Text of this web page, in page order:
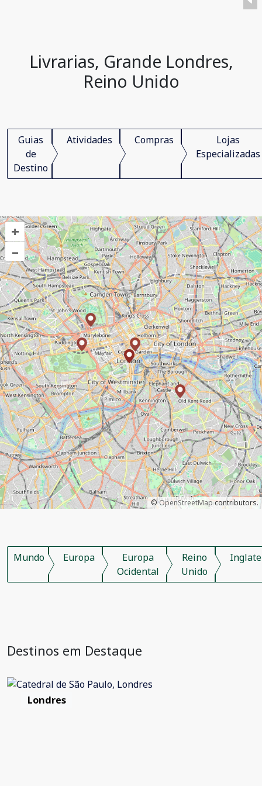
Livrarias, Grande Londres,
Reino Unido
Guias
de
Destino
Atividades Compras
Lojas
Especializadas
+
–
©OpenStreetMapcontributors.
Mundo Europa
Europa
Ocidental
Reino
Unido
Destinos em Destaque
Londres